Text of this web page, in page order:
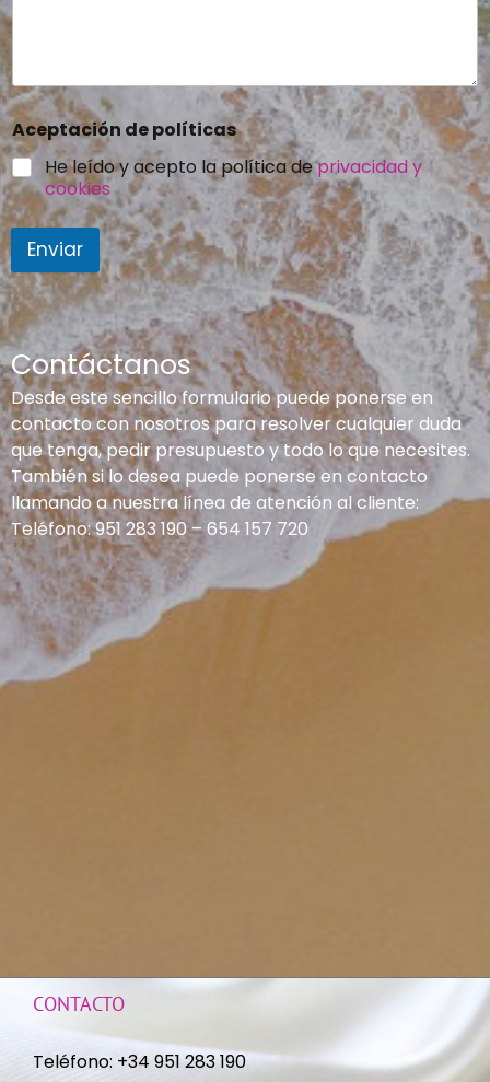
Aceptación de políticas
He leído y acepto la política deprivacidad y
cookies
Enviar
Contáctanos
Desde este sencillo formulario puede ponerse en
contacto con nosotros para resolver cualquier duda
que tenga, pedir presupuesto y todo lo que necesites.
También si lo desea puede ponerse en contacto
llamando a nuestra línea de atención al cliente:
Teléfono:951 283 190–654 157 720
CONTACTO
Teléfono: +34 951 283 190